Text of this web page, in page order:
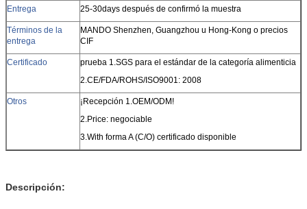
Entrega 25-30days después de confirmó la muestra
Términos de la
entrega
MANDO Shenzhen, Guangzhou u Hong-Kong o precios
CIF
Certificado
prueba 1.SGS para el estándar de la categoría alimenticia
2.CE/FDA/ROHS/ISO9001: 2008
Otros
¡Recepción 1.OEM/ODM!
2.Price: negociable
3.With forma A (C/O) certificado disponible
Descripción: